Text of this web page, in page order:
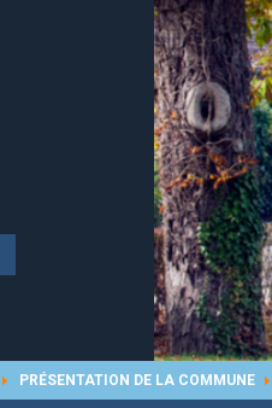
PRÉSENTATION DE LA COMMUNE